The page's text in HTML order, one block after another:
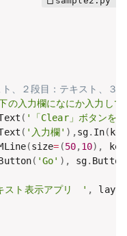
、２段目：テキスト、３
の入力欄になにか入力し
( '「Clear」ボタンを
( '入力欄' ) ,sg. In( key
(size= (50,10) , key
( 'Go' ) , sg. Button
スト表示アプリ　' ,